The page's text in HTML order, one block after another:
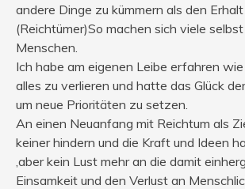
andere Dinge zu kümmern als den
(Reichtümer)So machen sich viele
Menschen.
Ich habe am eigenen Leibe erfahren
alles zu verlieren und hatte das Glück
um neue Prioritäten zu setzen.
An einen Neuanfang mit Reichtum als
keiner hindern und die Kraft und Ideen
,aber kein Lust mehr an die damit
Einsamkeit und den Verlust an